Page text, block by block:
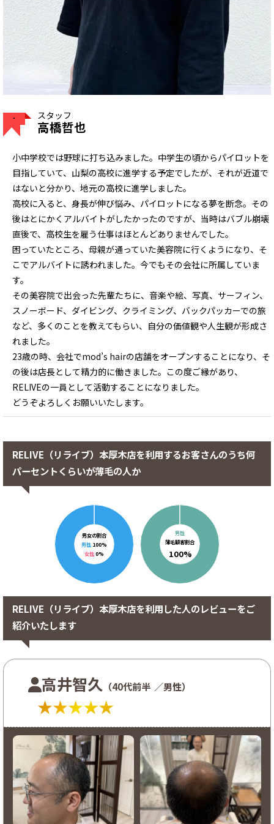
スタッフ
高橋哲也
小中学校では野球に打ち込みました。中学生の頃からパイロットを
目指していて、山梨の高校に進学する予定でしたが、それが近道で
はないと分かり、地元の高校に進学しました。
高校に入ると、身長が伸び悩み、パイロットになる夢を断念。その
後はとにかくアルバイトがしたかったのですが、当時はバブル崩壊
直後で、高校生を雇う仕事はほとんどありませんでした。
困っていたところ、母親が通っていた美容院に行くようになり、そ
こでアルバイトに誘われました。今でもその会社に所属していま
す。
その美容院で出会った先輩たちに、音楽や絵、写真、サーフィン、
スノーボード、ダイビング、クライミング、バックパッカーでの旅
など、多くのことを教えてもらい、自分の価値観や人生観が形成さ
れました。
23歳の時、会社でmod’s hairの店舗をオープンすることになり、そ
の後は店長として精力的に働きました。この度ご縁があり、
RELIVEの一員として活動することになりました。
どうぞよろしくお願いいたします。
RELIVE（リライブ）本厚木店を利用するお客さんのうち何
パーセントくらいが薄毛の人か
男女の割合
男性100%
女性0%
男性
薄毛顧客割合
100%
RELIVE（リライブ）本厚木店を利用した人のレビューをご
紹介いたします
高井智久 （40代前半 ／男性）
★★★★★